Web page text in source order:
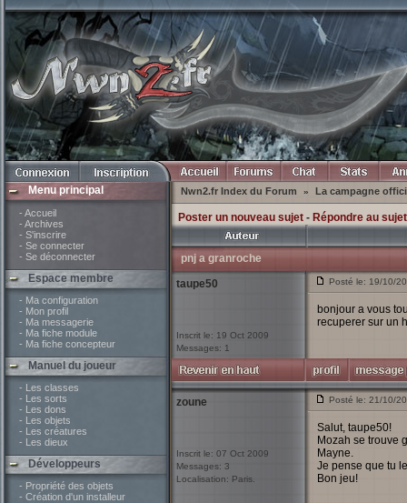
Menu principal
- Accueil
- Archives
- S'inscrire
- Se connecter
- Se déconnecter
Espace membre
- Ma configuration
- Mon profil
- Ma messagerie
- Ma fiche module
- Ma fiche concepteur
Manuel du joueur
- Les classes
- Les sorts
- Les dons
- Les objets
- Les créatures
- Les dieux
Développeurs
- Propriété des objets
- Création d'un installeur
Nwn2.fr Index du Forum » La campagne
Poster un nouveau sujet- Répondre au sujet
pnj a granroche
taupe50
Inscrit le: 19 Oct 2009
Messages: 1
Posté le: 19/10/
bonjour a vous
recuperer sur un
zoune
Inscrit le: 07 Oct 2009
Messages: 3
Localisation: Paris.
Posté le: 21/10/
Salut, taupe50!
Mozah se trouve
Mayne.
Je pense que tu
Bon jeu!